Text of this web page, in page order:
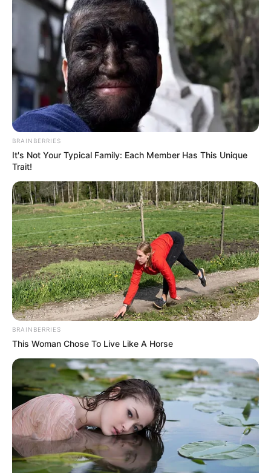
Konten pertama yang dibagikan di Instgram dimulai pada
September 2017. Ia membagiakn berbagai macam foto fashion
dirinya sendiri dan terkadang bersamda dengan anjing
kesayangannya.
arrow_forward_ios Baca selengkapnya
Mute
Selain Instagram, ia juga memiliki akun Twitter, YouTube dan
TikTok yang digunakan untuk membagikan konten dirinya. Ia
juga mencoba berkarier menjadi model untuk berbagai macam
produk fashion.
BRAINBERRIES
It's Not Your Typical Family: Each Member Has This Unique
Trait!
BRAINBERRIES
This Woman Chose To Live Like A Horse